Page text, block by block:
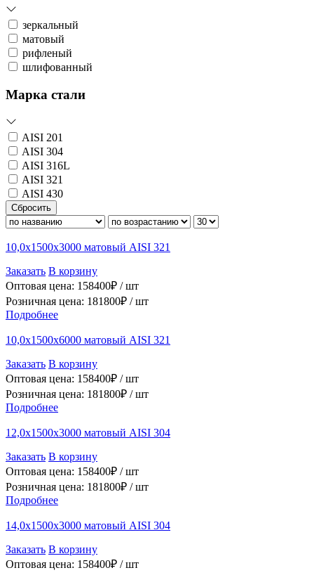
зеркальный
матовый
рифленый
шлифованный
Марка стали
AISI 201
AISI 304
AISI 316L
AISI 321
AISI 430
Сбросить
10,0х1500х3000 матовый AISI 321
Заказать В корзину
Оптовая цена: 158400₽ /шт
Розничная цена: 181800₽ /шт
Подробнее
10,0х1500х6000 матовый AISI 321
Заказать В корзину
Оптовая цена: 158400₽ /шт
Розничная цена: 181800₽ /шт
Подробнее
12,0х1500х3000 матовый AISI 304
Заказать В корзину
Оптовая цена: 158400₽ /шт
Розничная цена: 181800₽ /шт
Подробнее
14,0х1500х3000 матовый AISI 304
Заказать В корзину
Оптовая цена: 158400₽ /шт